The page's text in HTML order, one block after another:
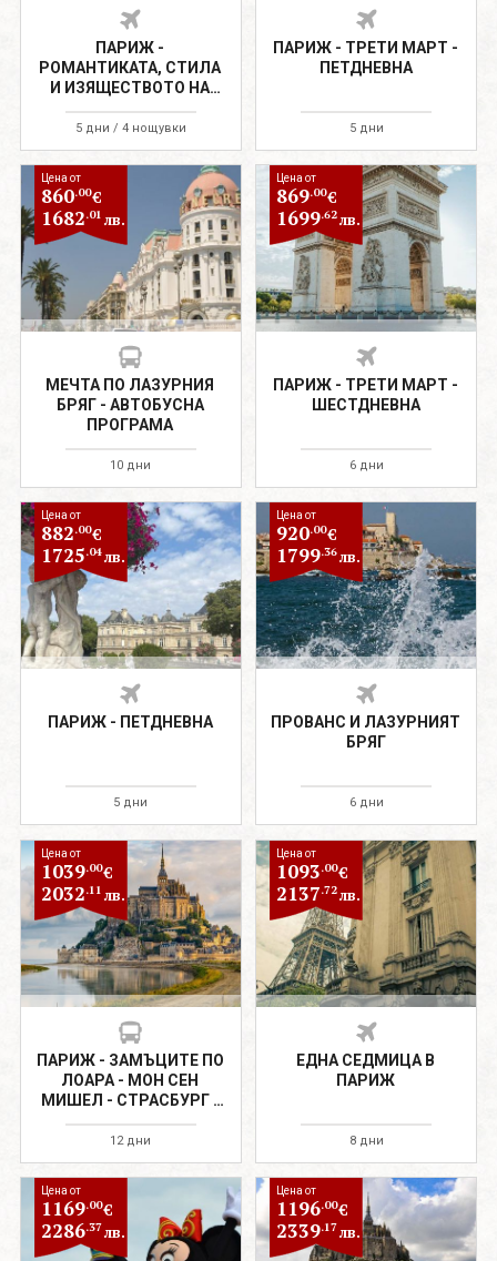
ПАРИЖ -
РОМАНТИКАТА, СТИЛА
И ИЗЯЩЕСТВОТО НА
ЕДНА СВЕТОВНА
СТОЛИЦА!
5 дни / 4 нощувки
ПАРИЖ - ТРЕТИ МАРТ -
ПЕТДНЕВНА
5 дни
Цена от
860.00€
1682.01 лв.
МЕЧТА ПО ЛАЗУРНИЯ
БРЯГ - АВТОБУСНА
ПРОГРАМА
10 дни
Цена от
869.00€
1699.62лв.
ПАРИЖ - ТРЕТИ МАРТ -
ШЕСТДНЕВНА
6 дни
Цена от
882.00€
1725.04лв.
ПАРИЖ - ПЕТДНЕВНА
5 дни
Цена от
920.00€
1799.36лв.
ПРОВАНС И ЛАЗУРНИЯТ
БРЯГ
6 дни
Цена от
1039.00€
2032.11 лв.
ПАРИЖ - ЗАМЪЦИТЕ ПО
ЛОАРА - МОН СЕН
МИШЕЛ - СТРАСБУРГ -
НИЦА - ВЕНЕЦИЯ
12 дни
Цена от
1093.00€
2137.72лв.
ЕДНА СЕДМИЦА В
ПАРИЖ
8 дни
Цена от
1169.00€
2286.37лв.
Цена от
1196.00€
2339.17лв.